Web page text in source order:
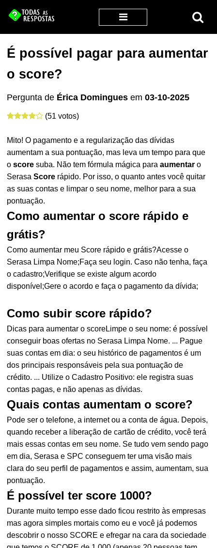
É possível pagar para aumentar
o score?
Pergunta de Érica Domingues em03-10-2025
(51 votos)
Mito! O pagamento e a regularização das dívidas
aumentam a sua pontuação, mas leva um tempo para que
oscore suba. Não tem fórmula mágica paraaumentar o
SerasaScore rápido. Por isso, o quanto antes você quitar
as suas contas e limpar o seu nome, melhor para a sua
pontuação.
Como aumentar o score rápido e
grátis?
Como aumentar meu Score rápido e grátis?Acesse o
Serasa Limpa Nome;Faça seu login. Caso não tenha, faça
o cadastro;Verifique se existe algum acordo
disponível;Gere o acordo e faça o pagamento da dívida;
Como subir score rápido?
Dicas para aumentar o scoreLimpe o seu nome: é possível
conseguir boas ofertas no Serasa Limpa Nome. ... Pague
suas contas em dia: o seu histórico de pagamentos é um
dos principais responsáveis pela sua pontuação de
crédito. ... Utilize o Cadastro Positivo: ele registra suas
contas pagas, e não apenas as dívidas.
Quais contas aumentam o score?
Pode ser o telefone, a internet ou a conta de água. Depois,
quando receber a liberação de cartão de crédito, você terá
mais essas contas em seu nome. Se tudo vem sendo pago
em dia, Serasa e SPC conseguem ter uma visão mais
clara do seu perfil de pagamentos e assim, aumentam, sua
pontuação.
É possível ter score 1000?
Durante muito tempo esse dado ficou restrito às empresas
mas agora simples mortais como eu e você já podemos
descobrir o nosso SCORE e efregar na cara da sociedade